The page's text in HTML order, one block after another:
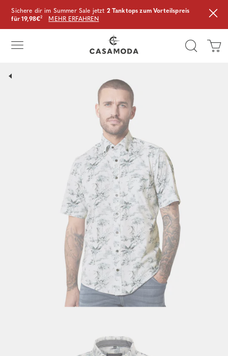
Sichere dir im Summer Sale jetzt 2 Tanktops zum Vorteilspreis
für 19,98€² MEHR ERFAHREN